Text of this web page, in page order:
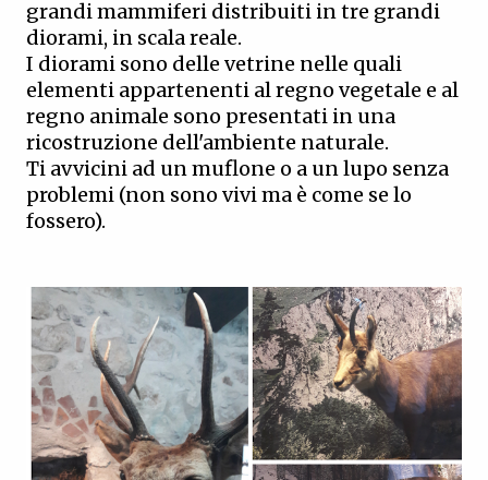
grandi mammiferi distribuiti in tre grandi
diorami, in scala reale.
I diorami sono delle vetrine nelle quali
elementi appartenenti al regno vegetale e al
regno animale sono presentati in una
ricostruzione dell'ambiente naturale.
Ti avvicini ad un muflone o a un lupo senza
problemi (non sono vivi ma è come se lo
fossero).